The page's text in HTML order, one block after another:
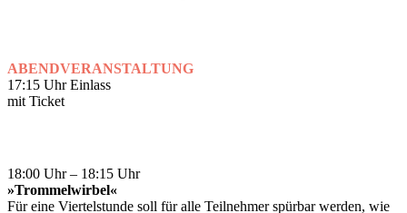
ABENDVERANSTALTUNG
17:15 Uhr Einlass
mit Ticket
18:00 Uhr – 18:15 Uhr
»Trommelwirbel«
Für eine Viertelstunde soll für alle Teilnehmer spürbar werden, wie